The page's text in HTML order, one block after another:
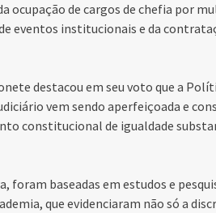
ocupação de cargos de chefia por
eventos institucionais e da
destacou em seu voto que a
vem sendo aperfeiçoada e
constitucional de igualdade
foram baseadas em estudos e
que evidenciaram não só a